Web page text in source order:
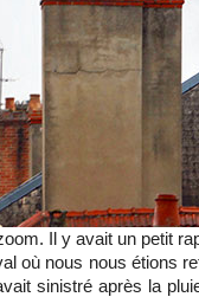
Il y avait un petit
où nous nous étions
sinistré après la